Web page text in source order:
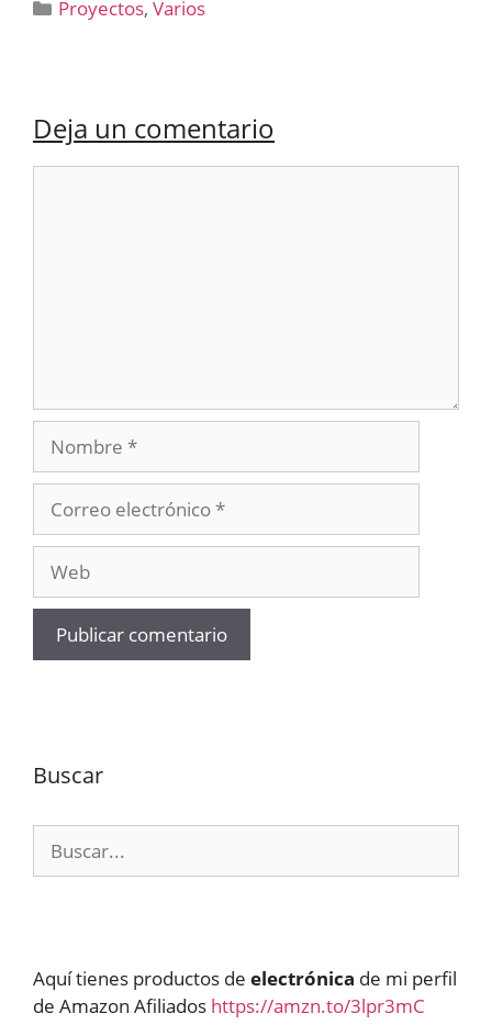
Categorías
Proyectos,Varios
Deja un comentario
Nombre
electrónico
Buscar
Aquí tienes productos de electrónica de mi perfil
de Amazon Afiliados https://amzn.to/3lpr3mC